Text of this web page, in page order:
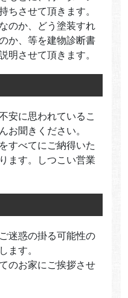
ちさせて頂きます。
のか、どう塗装すれ
か、等を建物診断書
明させて頂きます。
安に思われているこ
お聞きください。
すべてにご納得いた
ます。しつこい営業
迷惑の掛る可能性の
ます。
のお家にご挨拶させ